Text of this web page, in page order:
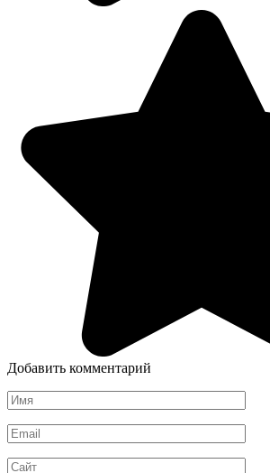
Добавить комментарий
Имя
*
Email
*
Сайт